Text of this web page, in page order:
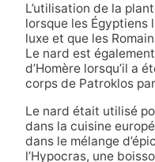
L’utilisation de la
lorsque les Égyptiens
luxe et que les
Le nard est
d’Homère lorsqu’il a
corps de Patroklos
Le nard était utilisé
dans la cuisine
dans le mélange
l’Hypocras, une